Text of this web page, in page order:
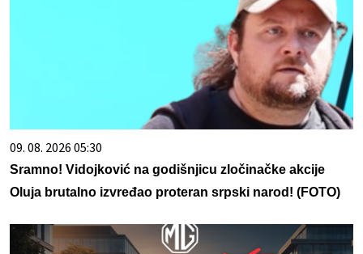
09. 08. 2026 05:30
Sramno! Vidojković na godišnjicu zločinačke akcije
Oluja brutalno izvređao proteran srpski narod! (FOTO)